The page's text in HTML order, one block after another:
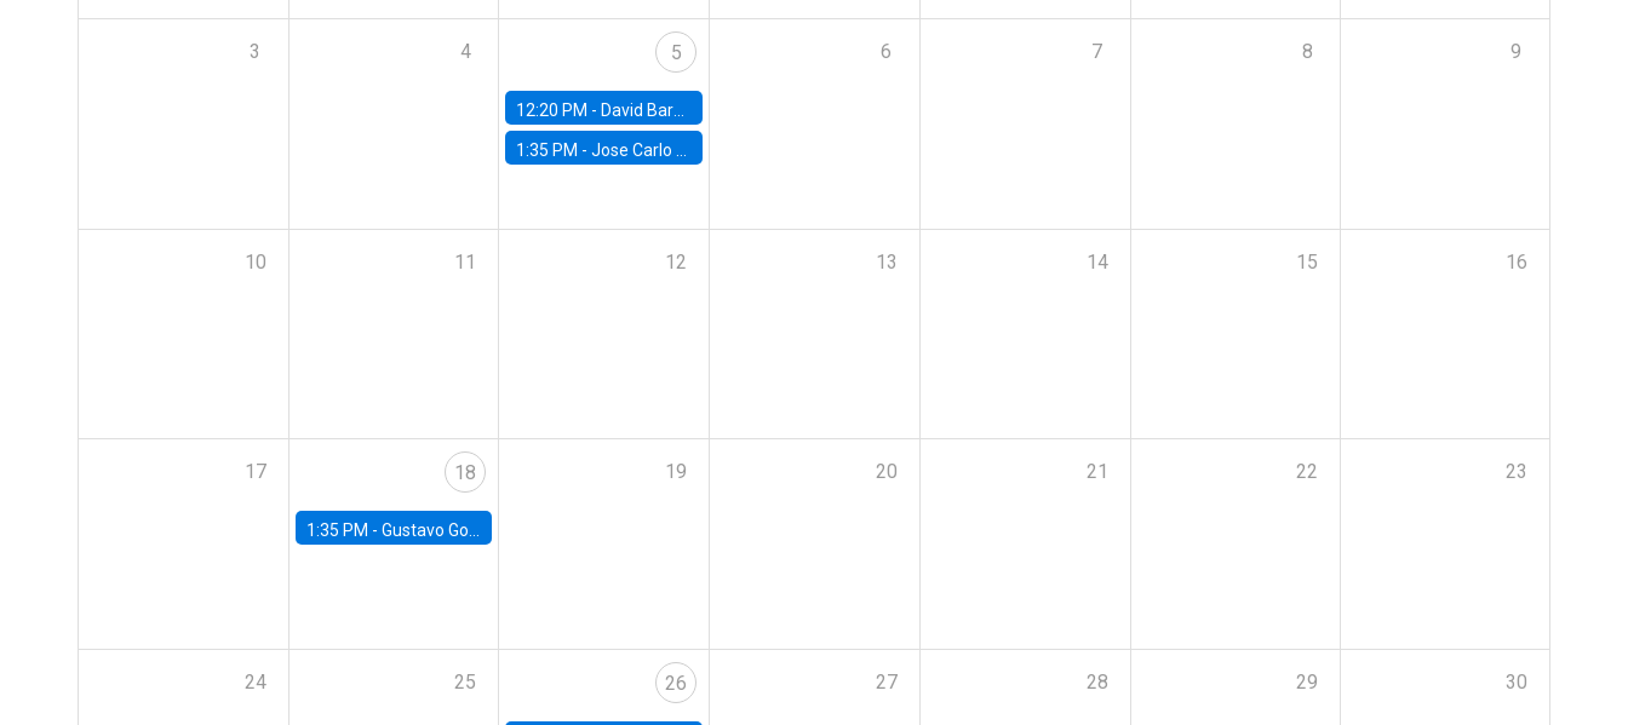
3 4 5
12:20 PM - David Bardey, Universidad de los Andes - CEDE
1:35 PM -Jose Carlo Bermudez, UC (ME) & World Bank
6 7 8 9
10 11 12 13 14 15 16
17 18
1:35 PM - Gustavo González, Banco Central de Chile
19 20 21 22 23
24 25 26 27 28 29 30